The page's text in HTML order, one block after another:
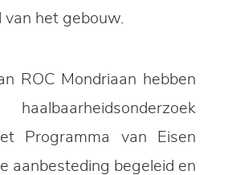
van het gebouw.
ROC Mondriaan hebben
Programma van Eisen
aanbesteding begeleid en